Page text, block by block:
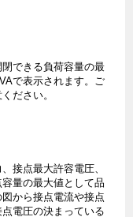
できる負荷容量の最
で表示されます。ご
ださい。
接点最大許容電圧、
量の最大値として品
から接点電流や接点
電圧の決まっている